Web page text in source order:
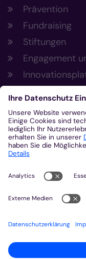
Prävention
Fundraising
Stiftungen
Engagement
Aus der
Nachrichten
Gottesdienste
Kirchenzeitung
Amtsblatt
Meldestelle